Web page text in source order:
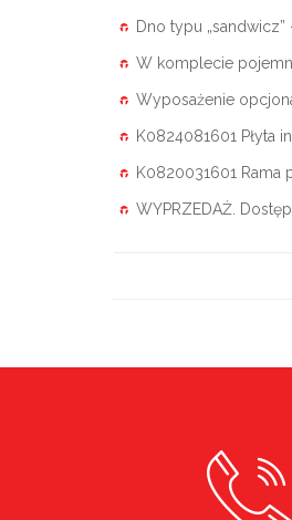
Dno typu
W komplecie
Wyposażenie
K0824081601 Płyta
K0820031601 Rama
WYPRZEDAŻ.